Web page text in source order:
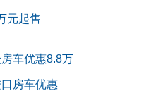
元起售
车优惠8.8万
房车优惠